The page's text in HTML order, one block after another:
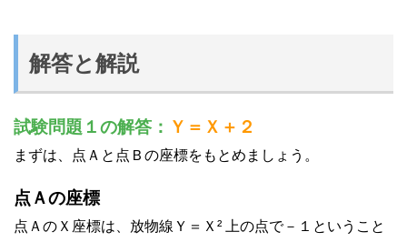
解答と解説
試験問題１の解答： Ｙ＝Ｘ＋２
まずは、点Ａと点Ｂの座標をもとめましょう。
点Ａの座標
点ＡのＸ座標は、放物線Ｙ＝Ｘ² 上の点で－１ということ